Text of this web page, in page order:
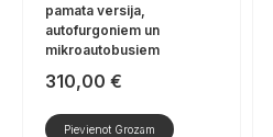
pamata versija,
autofurgoniem un
mikroautobusiem
310,00 €
Pievienot Grozam